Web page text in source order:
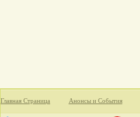
Главная Страница Анонсы и События